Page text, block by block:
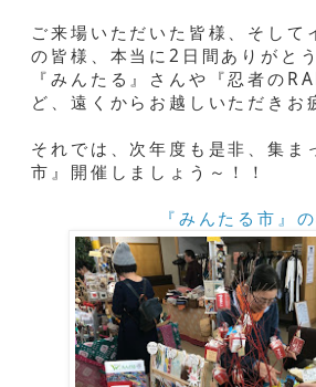
ご来場いただいた皆様、そして
の皆様、本当に2日間ありがと
『みんたる』さんや『忍者の
ど、遠くからお越しいただきお
それでは、次年度も是非、集ま
市』開催しましょう～！！
『みんたる市』